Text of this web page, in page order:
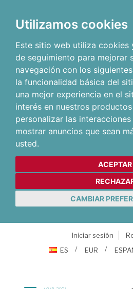
Utilizamos cookies
Este sitio web utiliza cookies
de seguimiento para mejorar
navegación con los
la funcionalidad básica del
una mejor experiencia en el
interés en nuestros
personalizar las
mostrar anuncios que sean
usted.
ACEPTAR
CAMBIAR
Iniciar sesión
ES
EUR